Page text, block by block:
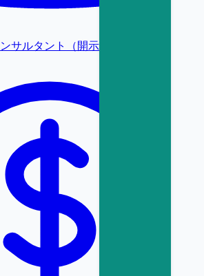
サルタント（開示・保証）